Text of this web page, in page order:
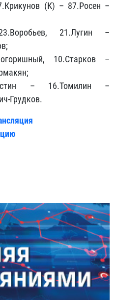
(К) – 87.Росен –
21.Лугин –
10.Старков –
– 16.Томилин –
Грудков.